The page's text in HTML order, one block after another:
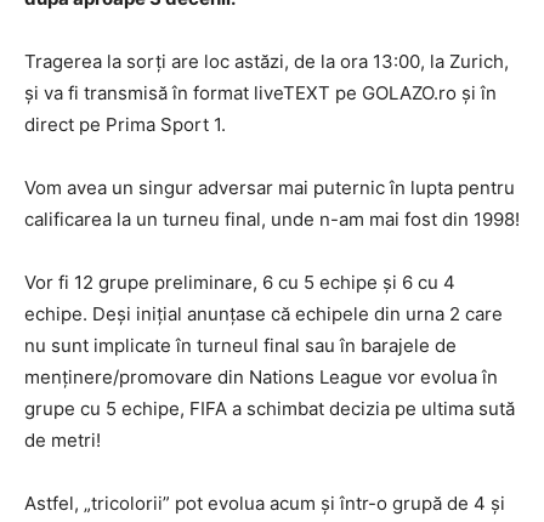
Tragerea la sorți are loc astăzi, de la ora 13:00, la Zurich,
și va fi transmisă în format liveTEXT pe GOLAZO.ro și în
direct pe Prima Sport 1.
Vom avea un singur adversar mai puternic în lupta pentru
calificarea la un turneu final, unde n-am mai fost din 1998!
Vor fi 12 grupe preliminare, 6 cu 5 echipe și 6 cu 4
echipe. Deși inițial anunțase că echipele din urna 2 care
nu sunt implicate în turneul final sau în barajele de
menținere/promovare din Nations League vor evolua în
grupe cu 5 echipe, FIFA a schimbat decizia pe ultima sută
de metri!
Astfel, „tricolorii” pot evolua acum și într-o grupă de 4 și